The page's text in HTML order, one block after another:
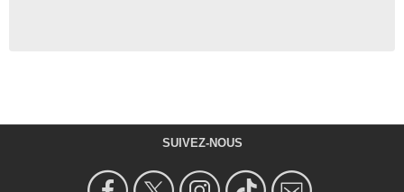
SUIVEZ-NOUS